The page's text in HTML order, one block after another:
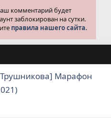
комментарий будет
заблокирован на сутки.
правила нашего сайта.
Марафон